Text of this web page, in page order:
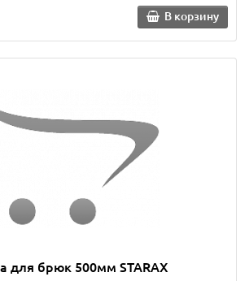
В корзину
для брюк 500мм STARAX